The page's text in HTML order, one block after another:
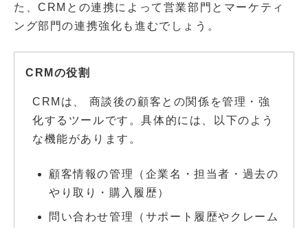
た、CRMとの連携によって営業部門とマーケティ
ング部門の連携強化も進むでしょう。
CRMの役割
CRMは、 商談後の顧客との関係を管理・強
化するツールです。具体的には、以下のよう
な機能があります。
顧客情報の管理（企業名・担当者・過去の
やり取り・購入履歴）
問い合わせ管理（サポート履歴やクレーム